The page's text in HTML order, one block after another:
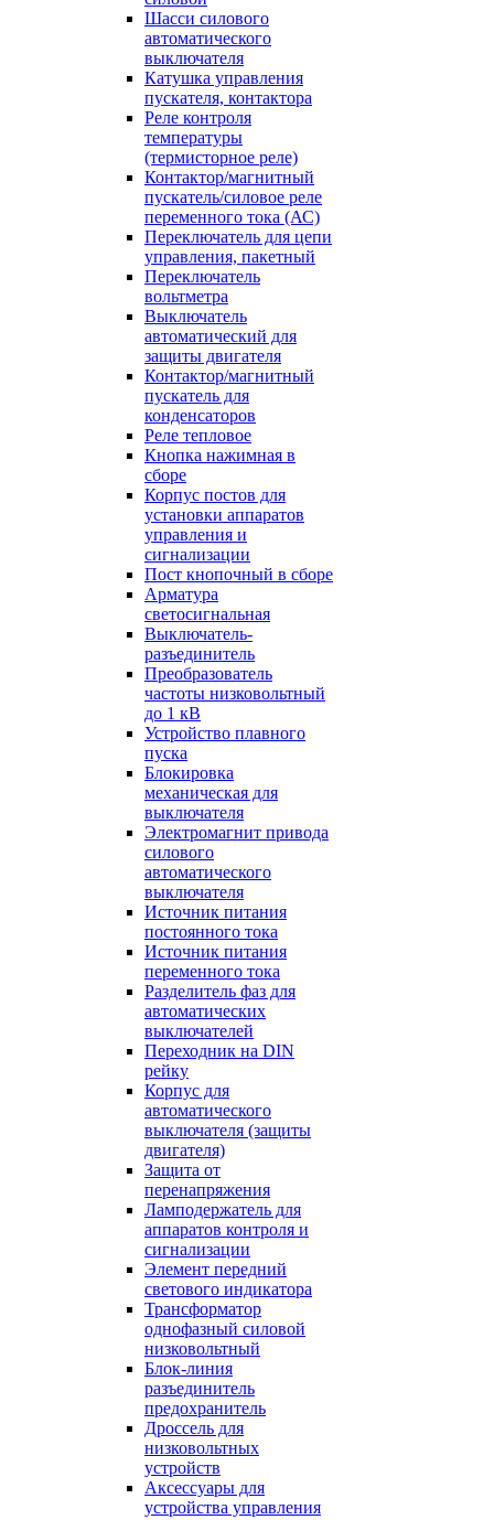
Шасси силового
автоматического
выключателя
Катушка управления
пускателя, контактора
Реле контроля
температуры
(термисторное реле)
Контактор/магнитный
пускатель/силовое реле
переменного тока (АС)
Переключатель для цепи
управления, пакетный
Переключатель
вольтметра
Выключатель
автоматический для
защиты двигателя
Контактор/магнитный
пускатель для
конденсаторов
Реле тепловое
Кнопка нажимная в
сборе
Корпус постов для
установки аппаратов
управления и
сигнализации
Пост кнопочный в сборе
Арматура
светосигнальная
Выключатель-
разъединитель
Преобразователь
частоты низковольтный
до 1 кВ
Устройство плавного
пуска
Блокировка
механическая для
выключателя
Электромагнит привода
силового
автоматического
выключателя
Источник питания
постоянного тока
Источник питания
переменного тока
Разделитель фаз для
автоматических
выключателей
Переходник на DIN
рейку
Корпус для
автоматического
выключателя (защиты
двигателя)
Защита от
перенапряжения
Ламподержатель для
аппаратов контроля и
сигнализации
Элемент передний
светового индикатора
Трансформатор
однофазный силовой
низковольтный
Блок-линия
разъединитель
предохранитель
Дроссель для
низковольтных
устройств
Аксессуары для
устройства управления